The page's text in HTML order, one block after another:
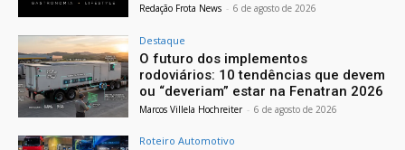
Redação Frota News - 6 de agosto de 2026
Destaque
O futuro dos implementos
rodoviários: 10 tendências que devem
ou “deveriam” estar na Fenatran 2026
Marcos Villela Hochreiter - 6 de agosto de 2026
Roteiro Automotivo